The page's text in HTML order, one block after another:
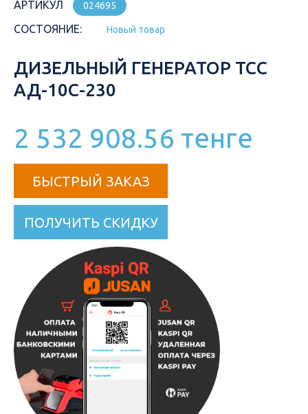
АРТИКУЛ 024695
СОСТОЯНИЕ: Новый товар
ДИЗЕЛЬНЫЙ ГЕНЕРАТОР ТСС
АД-10С-230
2 532 908.56 тенге
БЫСТРЫЙ ЗАКАЗ
ПОЛУЧИТЬ СКИДКУ